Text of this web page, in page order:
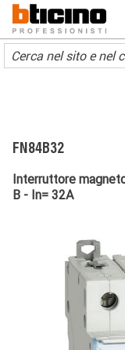
Skip to main content
Main navigation
FN84B32
Interruttore
B - In= 32A